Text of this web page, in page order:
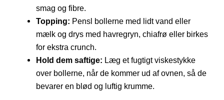
smag og fibre.
Topping: Pensl bollerne med lidt vand eller
mælk og drys med havregryn, chiafrø eller birkes
for ekstra crunch.
Hold dem saftige: Læg et fugtigt viskestykke
over bollerne, når de kommer ud af ovnen, så de
bevarer en blød og luftig krumme.